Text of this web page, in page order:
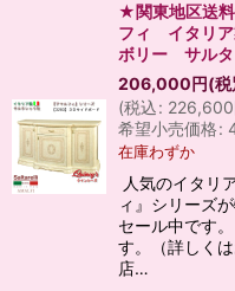
★関東地区送
フィ イタリ
ボリー サルタ
206,000円(税
(税込: 226,600
希望小売価格:
在庫わずか
人気のイタリ
ィ』シリーズ
セール中です
す。（詳しく
店…